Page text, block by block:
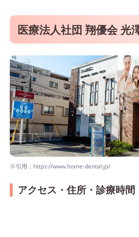
医療法人社団 翔優会 光
※引用：https://www.home-dental.jp/
アクセス・住所・診療時間